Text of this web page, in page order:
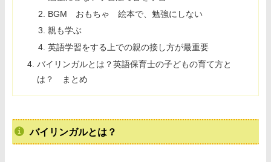
BGM おもちゃ 絵本で、勉強にしない
親も学ぶ
英語学習をする上での親の接し方が最重要
バイリンガルとは？英語保育士の子どもの育て方と
は？ まとめ
バイリンガルとは？